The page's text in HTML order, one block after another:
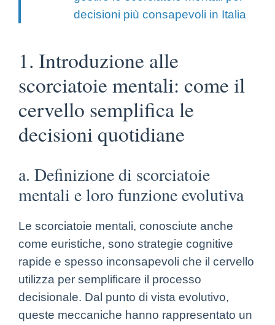
decisioni più consapevoli in Italia
1. Introduzione alle
scorciatoie mentali: come il
cervello semplifica le
decisioni quotidiane
a. Definizione di scorciatoie
mentali e loro funzione evolutiva
Le scorciatoie mentali, conosciute anche
come euristiche, sono strategie cognitive
rapide e spesso inconsapevoli che il cervello
utilizza per semplificare il processo
decisionale. Dal punto di vista evolutivo,
queste meccaniche hanno rappresentato un